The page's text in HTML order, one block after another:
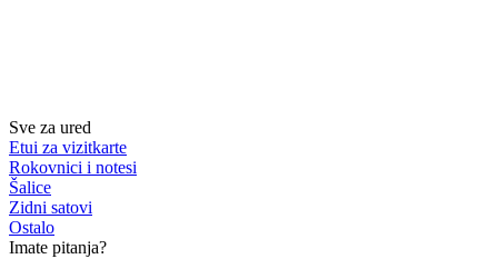
Sve za ured
Etui za vizitkarte
Rokovnici i notesi
Šalice
Zidni satovi
Ostalo
Imate pitanja?